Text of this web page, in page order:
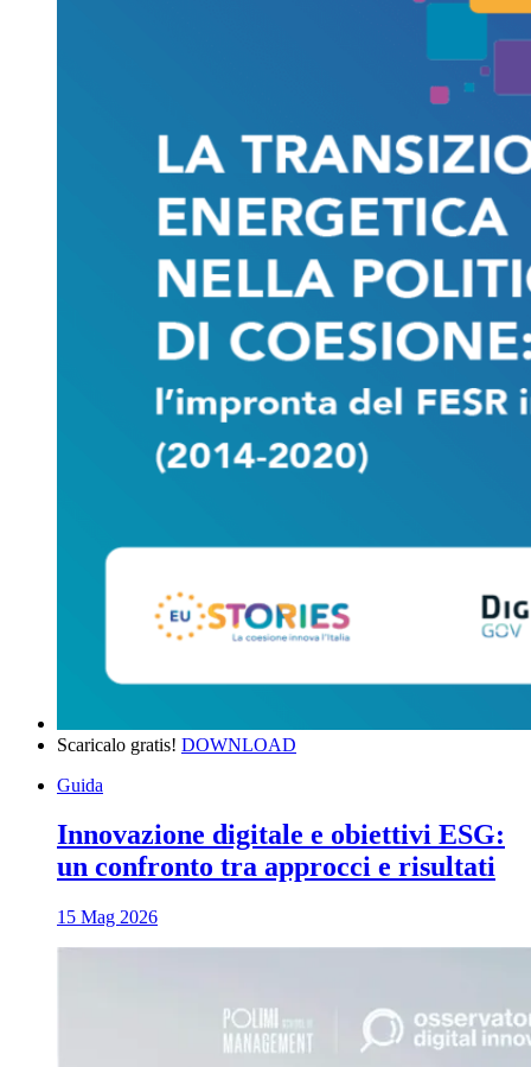
Scaricalo gratis! DOWNLOAD
Guida
Innovazione digitale e obiettivi ESG:
un confronto tra approcci e risultati
15 Mag 2026